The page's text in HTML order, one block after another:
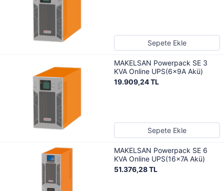
Sepete Ekle
MAKELSAN Powerpack SE 3
KVA Online UPS(6x9A Akü)
19.909,24 TL
Sepete Ekle
MAKELSAN Powerpack SE 6
KVA Online UPS(16x7A Akü)
51.376,28 TL